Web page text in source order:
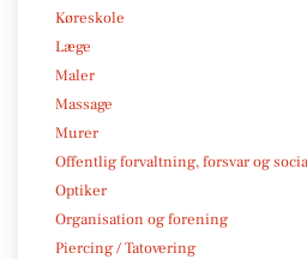
Køreskole
Læge
Maler
Massage
Murer
Offentlig forvaltning, forsvar og
Optiker
Organisation og forening
Piercing / Tatovering